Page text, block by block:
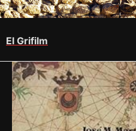
El Grifilm